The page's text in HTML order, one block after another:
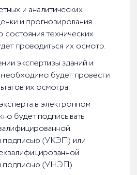
и аналитических
и прогнозирования
состояния технических
проводиться их осмотр.
экспертизы зданий и
будет провести
их осмотра.
в электронном
будет подписывать
подписью (УКЭП) или
подписью (УНЭП).